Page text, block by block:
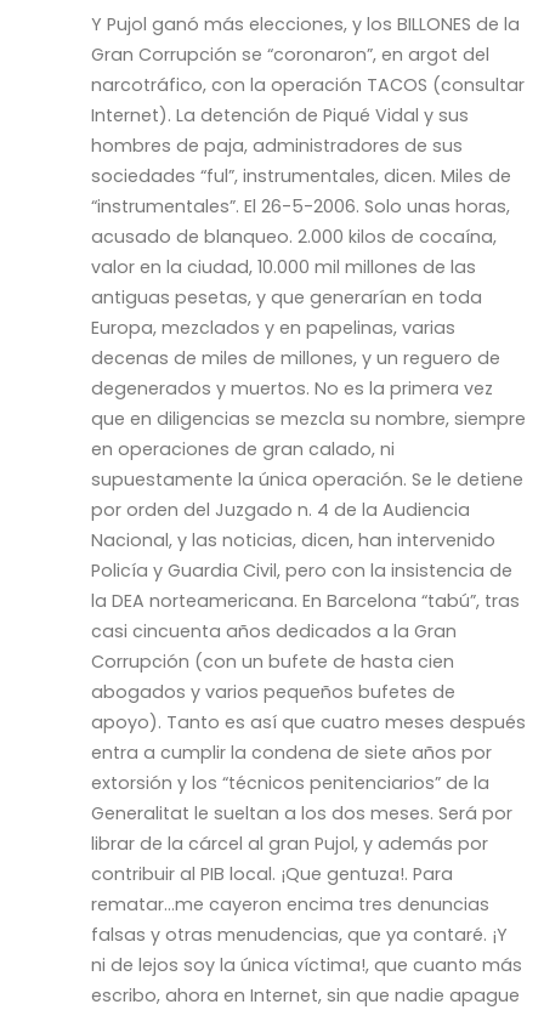
Y Pujol ganó más elecciones, y los BILLONES de la
Gran Corrupción se “coronaron”, en argot del
narcotráfico, con la operación TACOS (consultar
Internet). La detención de Piqué Vidal y sus
hombres de paja, administradores de sus
sociedades “ful”, instrumentales, dicen. Miles de
“instrumentales”. El 26-5-2006. Solo unas horas,
acusado de blanqueo. 2.000 kilos de cocaína,
valor en la ciudad, 10.000 mil millones de las
antiguas pesetas, y que generarían en toda
Europa, mezclados y en papelinas, varias
decenas de miles de millones, y un reguero de
degenerados y muertos. No es la primera vez
que en diligencias se mezcla su nombre, siempre
en operaciones de gran calado, ni
supuestamente la única operación. Se le detiene
por orden del Juzgado n. 4 de la Audiencia
Nacional, y las noticias, dicen, han intervenido
Policía y Guardia Civil, pero con la insistencia de
la DEA norteamericana. En Barcelona “tabú”, tras
casi cincuenta años dedicados a la Gran
Corrupción (con un bufete de hasta cien
abogados y varios pequeños bufetes de
apoyo). Tanto es así que cuatro meses después
entra a cumplir la condena de siete años por
extorsión y los “técnicos penitenciarios” de la
Generalitat le sueltan a los dos meses. Será por
librar de la cárcel al gran Pujol, y además por
contribuir al PIB local. ¡Que gentuza!. Para
rematar…me cayeron encima tres denuncias
falsas y otras menudencias, que ya contaré. ¡Y
ni de lejos soy la única víctima!, que cuanto más
escribo, ahora en Internet, sin que nadie apague